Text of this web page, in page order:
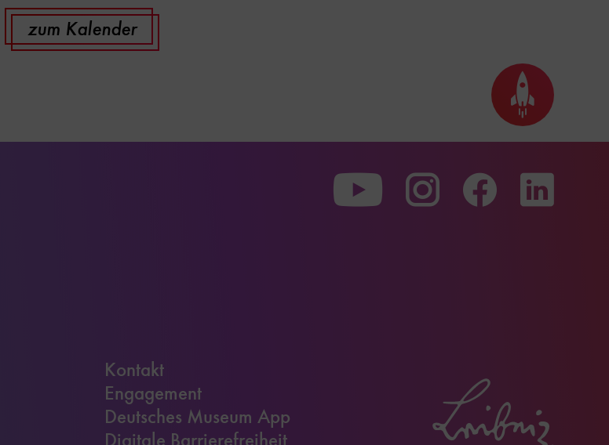
zum Kalender
Seite
nach
oben
Kontakt
Engagement
Deutsches Museum App
Digitale Barrierefreiheit
Zu
unserer
Zu
unserer
Zu
unserer